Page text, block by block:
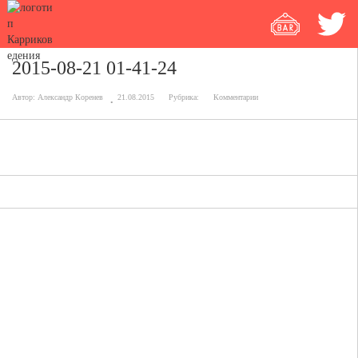
2015-08-21 01-41-24
Автор: Александр Коренев 21.08.2015 Рубрика: Комментарии